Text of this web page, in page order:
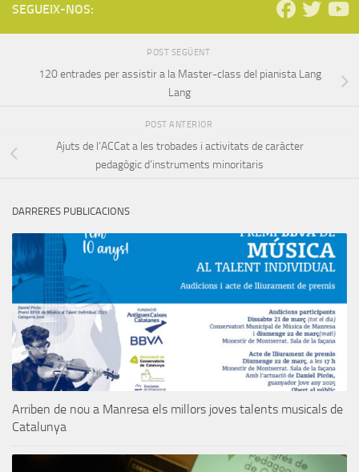
SEGUEIX-NOS:
POST SEGÜENT
120 entrades per assistir a la Master-class del pianista Lang
Lang
POST ANTERIOR
Ajuts de l’ACCat a les trobades i activitats de caràcter
pedagògic d’instruments minoritaris
DARRERES PUBLICACIONS
Arriben de nou a Manresa els millors joves talents musicals de
Catalunya